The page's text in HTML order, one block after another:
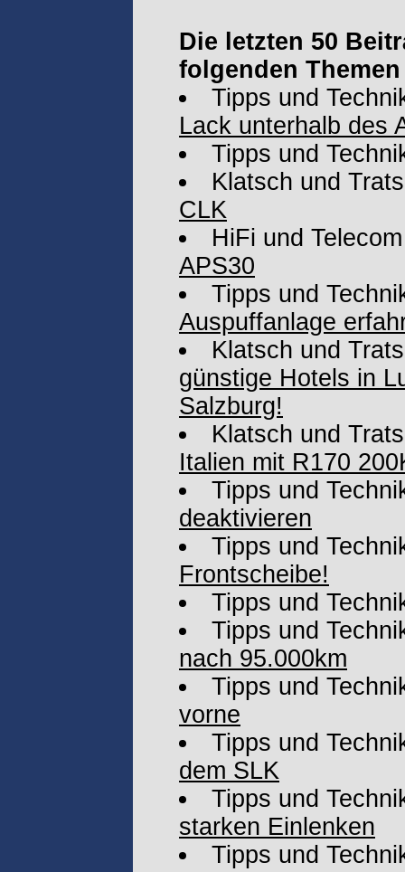
Die letzten 50
folgenden
Tipps und
Lack unterhalb des
Tipps und
Klatsch und
CLK
HiFi und Telecom
APS30
Tipps und
Auspuffanlage
Klatsch und
günstige Hotels in
Salzburg!
Klatsch und
Italien mit R170
Tipps und
deaktivieren
Tipps und
Frontscheibe!
Tipps und
Tipps und
nach 95.000km
Tipps und
vorne
Tipps und
dem SLK
Tipps und
starken Einlenken
Tipps und